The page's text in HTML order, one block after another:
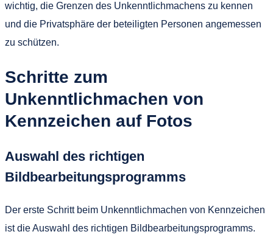
wichtig, die Grenzen des Unkenntlichmachens zu kennen
und die Privatsphäre der beteiligten Personen angemessen
zu schützen.
Schritte zum
Unkenntlichmachen von
Kennzeichen auf Fotos
Auswahl des richtigen
Bildbearbeitungsprogramms
Der erste Schritt beim Unkenntlichmachen von Kennzeichen
ist die Auswahl des richtigen Bildbearbeitungsprogramms.